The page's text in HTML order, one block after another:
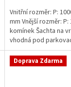
Vnitřní rozměr: P:
mm Vnější rozměr: P:
komínek Šachta na
vhodná pod
nebo do míst...
Doprava Zdarma